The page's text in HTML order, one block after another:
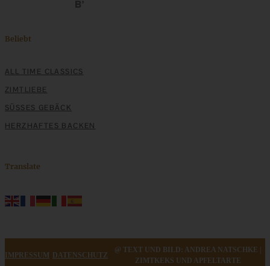
Beliebt
ALL TIME CLASSICS
ZIMTLIEBE
SÜSSES GEBÄCK
HERZHAFTES BACKEN
Translate
IMPRESSUM DATENSCHUTZ
@ TEXT UND BILD: ANDREA NATSCHKE |
ZIMTKEKS UND APFELTARTE